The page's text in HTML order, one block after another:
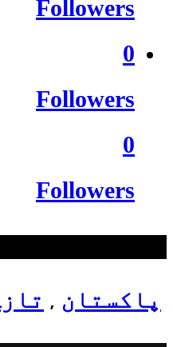
Followers
0
Followers
0
Followers
پاکستان ,